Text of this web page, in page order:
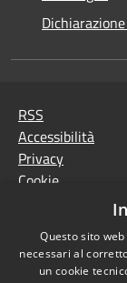
RSS
Accessibilità
Privacy
Cookie
Questo sito
necessari al
un cookie